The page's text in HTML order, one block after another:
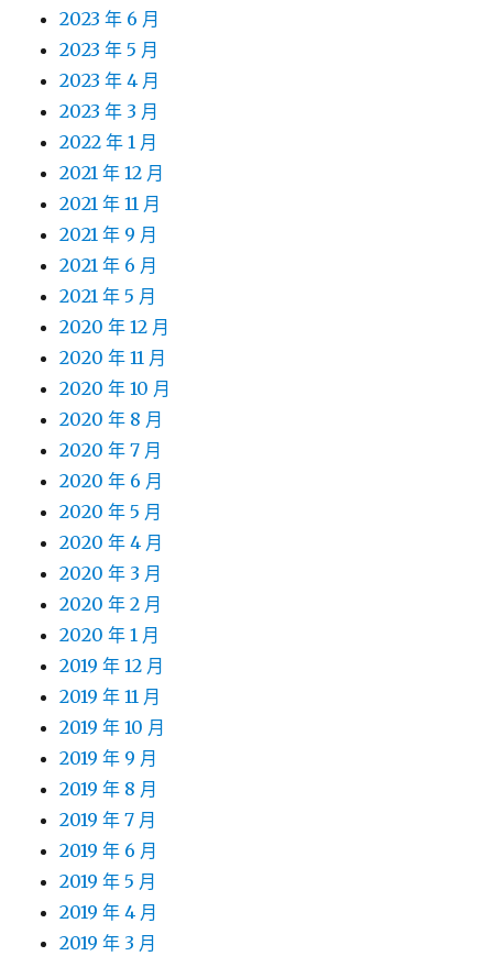
2023 年 6 月
2023 年 5 月
2023 年 4 月
2023 年 3 月
2022 年 1 月
2021 年 12 月
2021 年 11 月
2021 年 9 月
2021 年 6 月
2021 年 5 月
2020 年 12 月
2020 年 11 月
2020 年 10 月
2020 年 8 月
2020 年 7 月
2020 年 6 月
2020 年 5 月
2020 年 4 月
2020 年 3 月
2020 年 2 月
2020 年 1 月
2019 年 12 月
2019 年 11 月
2019 年 10 月
2019 年 9 月
2019 年 8 月
2019 年 7 月
2019 年 6 月
2019 年 5 月
2019 年 4 月
2019 年 3 月